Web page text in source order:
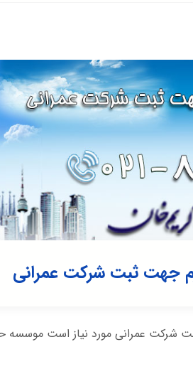
جهت ثبت شرکت عمرانی
شرکت عمرانی مورد نیاز است موسسه